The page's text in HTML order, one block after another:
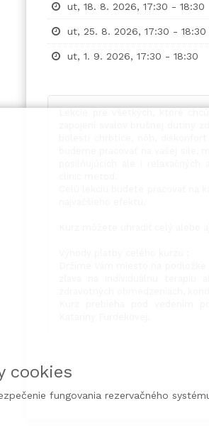
ut, 18. 8. 2026, 17:30 - 18:30
ut, 25. 8. 2026, 17:30 - 18:30
ut, 1. 9. 2026, 17:30 - 18:30
cookies
fungovania rezervačného